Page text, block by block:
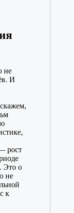
не
И
рост
Это о
не
к